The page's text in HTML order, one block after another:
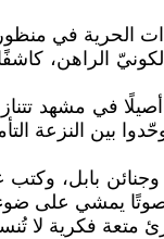
أطلّ من نافذة الحدث
أصيلًا في
النزعة
بابل،
يمشي على
متعة فكرية لا